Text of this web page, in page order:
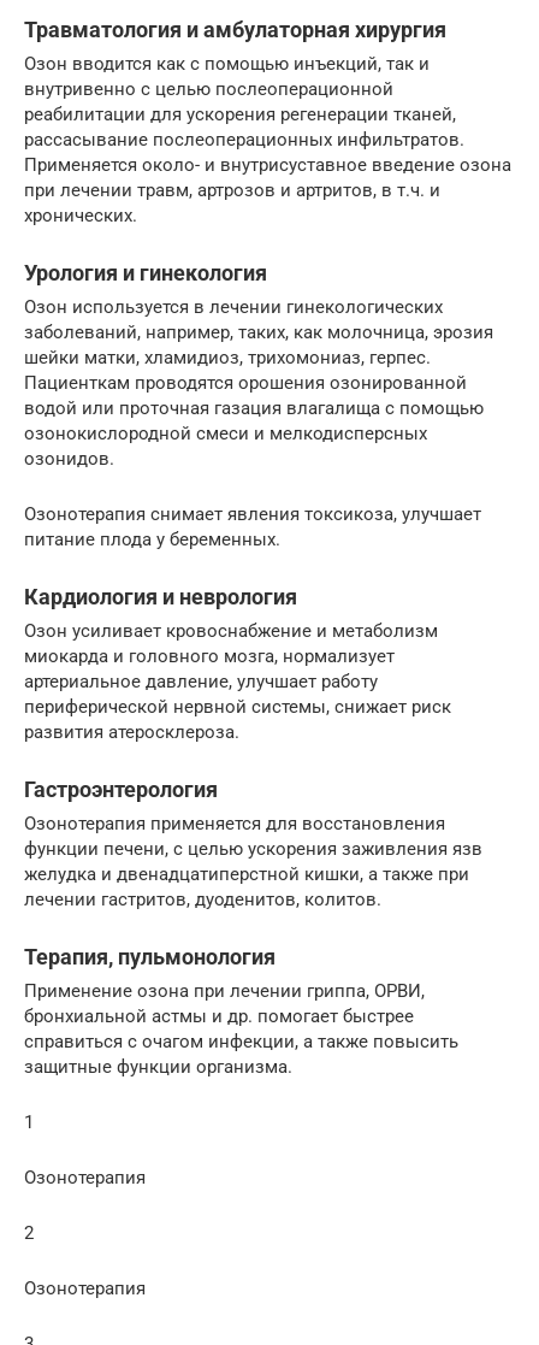
Травматология и амбулаторная хирургия
Озон вводится как с помощью инъекций, так и
внутривенно с целью послеоперационной
реабилитации для ускорения регенерации тканей,
рассасывание послеоперационных инфильтратов.
Применяется около- и внутрисуставное введение озона
при лечении травм, артрозов и артритов, в т.ч. и
хронических.
Урология и гинекология
Озон используется в лечении гинекологических
заболеваний, например, таких, как молочница, эрозия
шейки матки, хламидиоз, трихомониаз, герпес.
Пациенткам проводятся орошения озонированной
водой или проточная газация влагалища с помощью
озонокислородной смеси и мелкодисперсных
озонидов.
Озонотерапия снимает явления токсикоза, улучшает
питание плода у беременных.
Кардиология и неврология
Озон усиливает кровоснабжение и метаболизм
миокарда и головного мозга, нормализует
артериальное давление, улучшает работу
периферической нервной системы, снижает риск
развития атеросклероза.
Гастроэнтерология
Озонотерапия применяется для восстановления
функции печени, с целью ускорения заживления язв
желудка и двенадцатиперстной кишки, а также при
лечении гастритов, дуоденитов, колитов.
Терапия, пульмонология
Применение озона при лечении гриппа, ОРВИ,
бронхиальной астмы и др. помогает быстрее
справиться с очагом инфекции, а также повысить
защитные функции организма.
1
Озонотерапия
2
Озонотерапия